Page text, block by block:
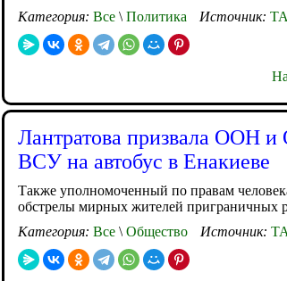
Категория: Все \ Политика Источник:
Лантратова призвала ООН и
ВСУ на автобус в Енакиеве
Также уполномоченный по правам
обстрелы мирных жителей приграничных
Категория: Все \ Общество Источник: